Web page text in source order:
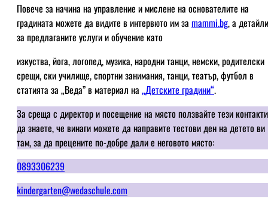
Повече за начина на управление и мислене на основателите на
градината можете да видите в интервюто им за mammi.bg, а детайли
за предлаганите услуги и обучение като
изкуства, йога, логопед, музика, народни танци, немски, родителски
срещи, ски училище, спортни занимания, танци, театър, футбол в
статията за „Веда” в материал на „Детските градини“.
За среща с директор и посещение на място ползвайте тези
да знаете, че винаги можете да направите тестови ден на детето ви
там, за да прецените по-добре дали е неговото място:
0893306239
kindergarten@wedaschule.com